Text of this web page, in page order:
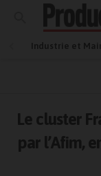
Industrie et
Le cluster
par l’Afim,